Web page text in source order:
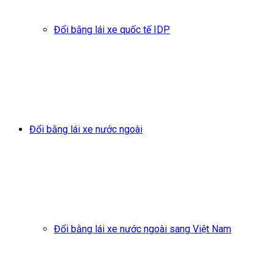
Đổi bằng lái xe quốc tế IDP
Đổi bằng lái xe nước ngoài
Đổi bằng lái xe nước ngoài sang Việt Nam